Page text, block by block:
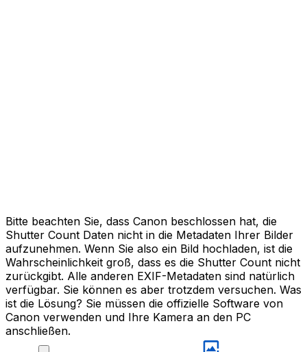
Bitte beachten Sie, dass Canon beschlossen hat, die
Shutter Count Daten nicht in die Metadaten Ihrer Bilder
aufzunehmen. Wenn Sie also ein Bild hochladen, ist die
Wahrscheinlichkeit groß, dass es die Shutter Count nicht
zurückgibt. Alle anderen EXIF-Metadaten sind natürlich
verfügbar. Sie können es aber trotzdem versuchen. Was
ist die Lösung? Sie müssen die offizielle Software von
Canon verwenden und Ihre Kamera an den PC
anschließen.